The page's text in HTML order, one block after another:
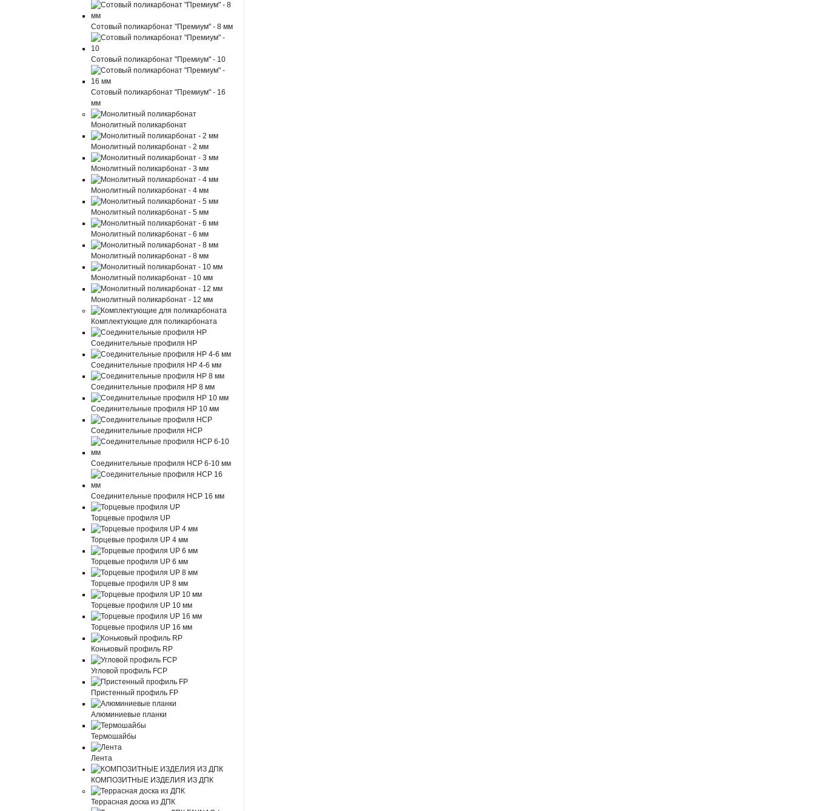
Сотовый поликарбонат "Премиум" - 8 мм
Сотовый поликарбонат "Премиум" - 10
Сотовый поликарбонат "Премиум" - 16
мм
Монолитный поликарбонат
Монолитный поликарбонат - 2 мм
Монолитный поликарбонат - 3 мм
Монолитный поликарбонат - 4 мм
Монолитный поликарбонат - 5 мм
Монолитный поликарбонат - 6 мм
Монолитный поликарбонат - 8 мм
Монолитный поликарбонат - 10 мм
Монолитный поликарбонат - 12 мм
Комплектующие для поликарбоната
Соединительные профиля HP
Соединительные профиля HP 4-6 мм
Соединительные профиля HP 8 мм
Соединительные профиля HP 10 мм
Соединительные профиля HCP
Соединительные профиля HCP 6-10 мм
Соединительные профиля HCP 16 мм
Торцевые профиля UP
Торцевые профиля UP 4 мм
Торцевые профиля UP 6 мм
Торцевые профиля UP 8 мм
Торцевые профиля UP 10 мм
Торцевые профиля UP 16 мм
Коньковый профиль RP
Угловой профиль FCP
Пристенный профиль FP
Алюминиевые планки
Термошайбы
Лента
КОМПОЗИТНЫЕ ИЗДЕЛИЯ ИЗ ДПК
Террасная доска из ДПК